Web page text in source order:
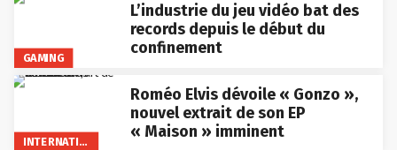
GAMING
L’industrie du jeu vidéo bat des
records depuis le début du
confinement
INTERNATIONAL
Roméo Elvis dévoile « Gonzo »,
nouvel extrait de son EP
« Maison » imminent